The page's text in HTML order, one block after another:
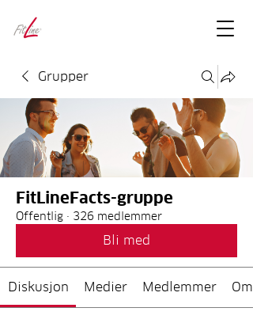
Grupper
FitLineFacts-gruppe
Offentlig · 326 medlemmer
Bli med
Diskusjon Medier Medlemmer Om